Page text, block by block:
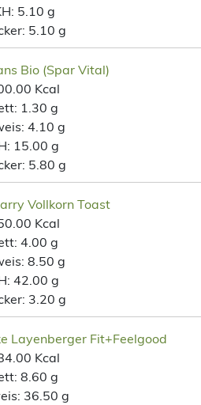
5.10 g
5.10 g
Bio (Spar Vital)
Kcal
1.30 g
4.10 g
15.00 g
5.80 g
Vollkorn Toast
Kcal
4.00 g
8.50 g
42.00 g
3.20 g
Layenberger Fit+Feelgood
Kcal
8.60 g
36.50 g